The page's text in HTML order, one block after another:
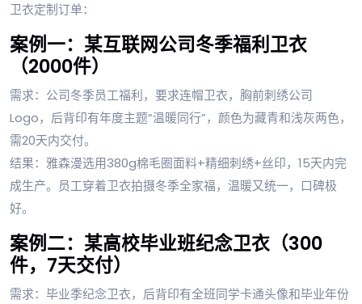
卫衣定制订单：
案例一：某互联网公司冬季福利卫衣
（2000件）
需求：公司冬季员工福利，要求连帽卫衣，胸前刺绣公司
Logo，后背印有年度主题“温暖同行”，颜色为藏青和浅灰两色，
需20天内交付。
结果：雅森漫选用380g棉毛圈面料+精细刺绣+丝印，15天内完
成生产。员工穿着卫衣拍摄冬季全家福，温暖又统一，口碑极
好。
案例二：某高校毕业班纪念卫衣（300
件，7天交付）
需求：毕业季纪念卫衣，后背印有全班同学卡通头像和毕业年份